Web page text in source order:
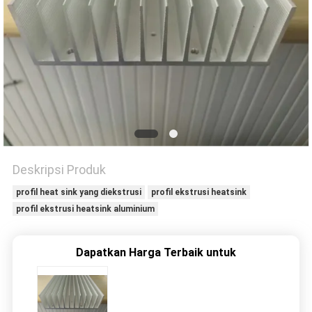
PRIVACY
POLICY
Deskripsi Produk
profil heat sink yang diekstrusi
profil ekstrusi heatsink
profil ekstrusi heatsink aluminium
Dapatkan Harga Terbaik untuk